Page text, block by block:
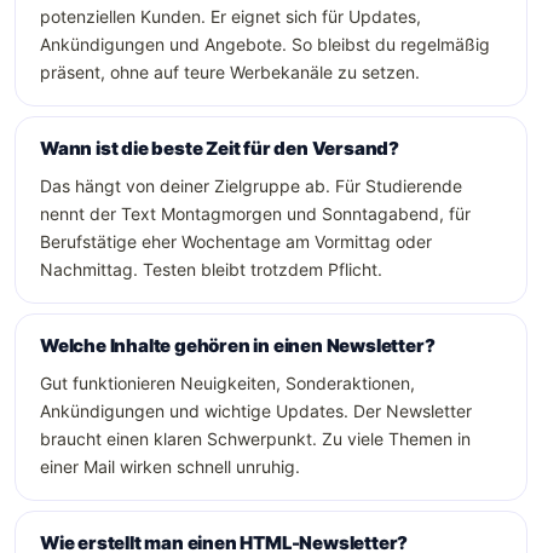
potenziellen Kunden. Er eignet sich für Updates,
Ankündigungen und Angebote. So bleibst du regelmäßig
präsent, ohne auf teure Werbekanäle zu setzen.
Wann ist die beste Zeit für den Versand?
Das hängt von deiner Zielgruppe ab. Für Studierende
nennt der Text Montagmorgen und Sonntagabend, für
Berufstätige eher Wochentage am Vormittag oder
Nachmittag. Testen bleibt trotzdem Pflicht.
Welche Inhalte gehören in einen Newsletter?
Gut funktionieren Neuigkeiten, Sonderaktionen,
Ankündigungen und wichtige Updates. Der Newsletter
braucht einen klaren Schwerpunkt. Zu viele Themen in
einer Mail wirken schnell unruhig.
Wie erstellt man einen HTML-Newsletter?